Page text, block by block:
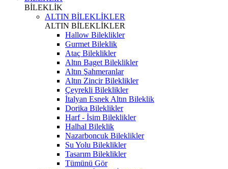
BİLEKLİK
ALTIN BİLEKLİKLER
ALTIN BİLEKLİKLER
Hallow Bileklikler
Gurmet Bileklik
Ataç Bileklikler
Altın Baget Bileklikler
Altın Şahmeranlar
Altın Zincir Bileklikler
Çeyrekli Bileklikler
İtalyan Esnek Altın Bileklik
Dorika Bileklikler
Harf - İsim Bileklikler
Halhal Bileklik
Nazarboncuk Bileklikler
Su Yolu Bileklikler
Tasarım Bileklikler
Tümünü Gör